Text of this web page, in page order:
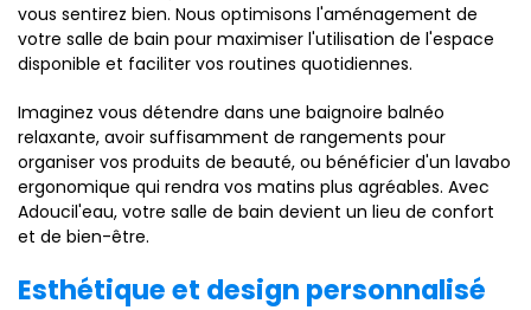
vous sentirez bien. Nous optimisons l'aménagement de
votre salle de bain pour maximiser l'utilisation de l'espace
disponible et faciliter vos routines quotidiennes.
Imaginez vous détendre dans une baignoire balnéo
relaxante, avoir suffisamment de rangements pour
organiser vos produits de beauté, ou bénéficier d'un lavabo
ergonomique qui rendra vos matins plus agréables. Avec
Adoucil'eau, votre salle de bain devient un lieu de confort
et de bien-être.
Esthétique et design personnalisé